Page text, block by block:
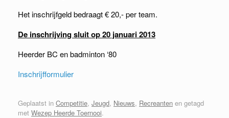
Het inschrijfgeld bedraagt € 20,- per team.
De inschrijving sluit op 20 januari 2013
Heerder BC en badminton ‘80
Inschrijfformulier
Geplaatst in Competitie, Jeugd, Nieuws, Recreanten en getagd
met Wezep Heerde Toernooi.